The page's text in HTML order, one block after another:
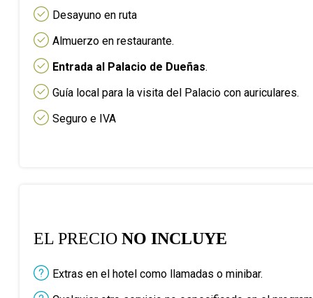
Desayuno en ruta
Almuerzo en restaurante.
Entrada al Palacio de Dueñas.
Guía local para la visita del Palacio con auriculares.
Seguro e IVA
EL PRECIO NO INCLUYE
Extras en el hotel como llamadas o minibar.